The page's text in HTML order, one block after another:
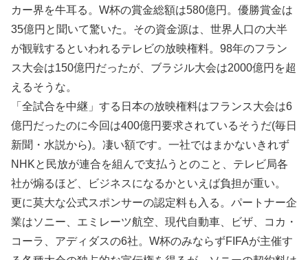
カー界を牛耳る。W杯の賞金総額は580億円。優勝賞金は
35億円と聞いて驚いた。その資金源は、世界人口の大半
が観戦するといわれるテレビの放映権料。98年のフラン
ス大会は150億円だったが、ブラジル大会は2000億円を超
えるそうな。
「全試合を中継」する日本の放映権料はフランス大会は6
億円だったのに今回は400億円要求されているそうだ(毎日
新聞・水説から)。凄い額です。一社ではまかないきれず
NHKと民放が連合を組んで支払うとのこと、テレビ局各
社が煽るほど、ビジネスになるかといえば負担が重い。
更に莫大な公式スポンサーの認定料も入る。パートナー企
業はソニー、エミレーツ航空、現代自動車、ビザ、コカ・
コーラ、アディダスの6社。W杯のみならずFIFAが主催す